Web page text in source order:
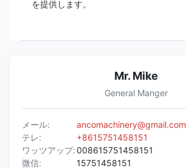
を提供します。
Mr. Mike
General Manger
メール:
ancomachinery@gmail.com
テレ:
+8615751458151
ワッツアップ:008615751458151
微信:
15751458151